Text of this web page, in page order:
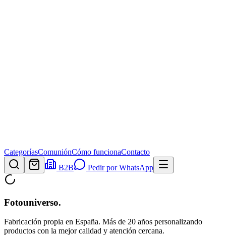
CategoríasComuniónCómo funcionaContacto
B2B
Pedir por WhatsApp
Fotouniverso.
Fabricación propia en España. Más de 20 años personalizando
productos con la mejor calidad y atención cercana.